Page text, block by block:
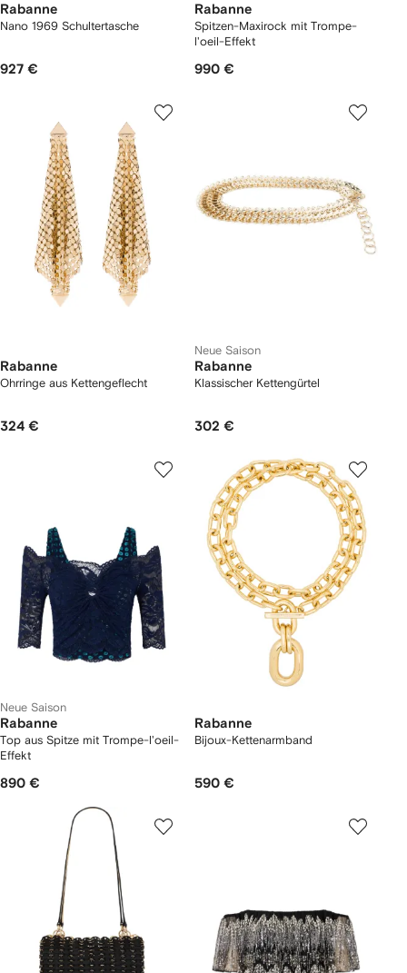
Rabanne
Nano 1969 Schultertasche
927 €
Rabanne
Spitzen-Maxirock mit Trompe-
l'oeil-Effekt
990 €
Rabanne
Ohrringe aus Kettengeflecht
324 €
Neue Saison
Rabanne
Klassischer Kettengürtel
302 €
Neue Saison
Rabanne
Top aus Spitze mit Trompe-l'oeil-
Effekt
890 €
Rabanne
Bijoux-Kettenarmband
590 €